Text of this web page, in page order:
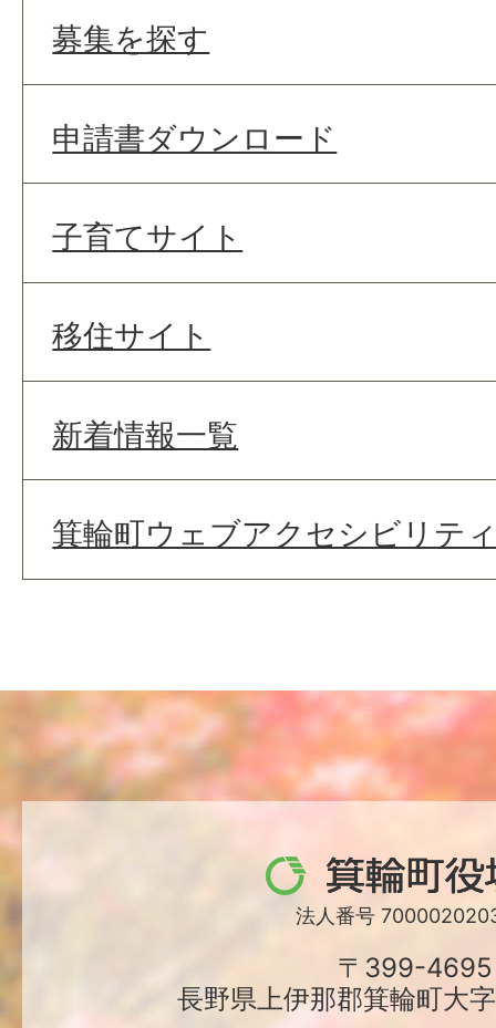
募集を探す
申請書ダウンロード
子育てサイト
移住サイト
新着情報一覧
箕輪町ウェブアクセシビリテ
箕
輪
役
法人番号
〒399-4695
長野県上伊那郡箕輪町大